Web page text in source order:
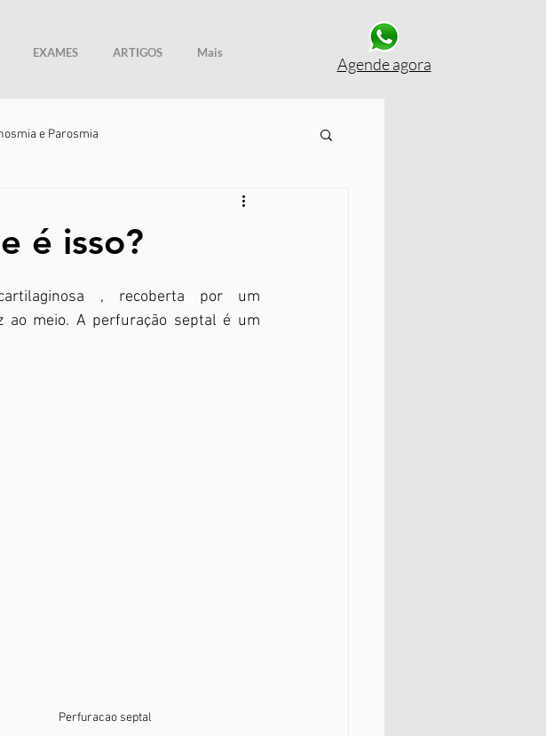
EXAMES ARTIGOS Mais
Agende agora
e Parosmia
é isso?
ao meio. A perfuração septal é um
Perfuracao septal